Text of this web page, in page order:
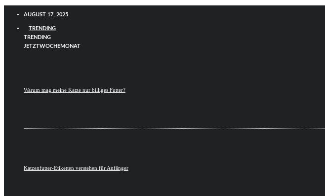
AUGUST 17, 2025
TRENDING
TRENDING
JETZTWOCHEMONAT
Warum mag meine Katze nur billiges Futter?
Katzenfutter-Etiketten verstehen für Anfänger